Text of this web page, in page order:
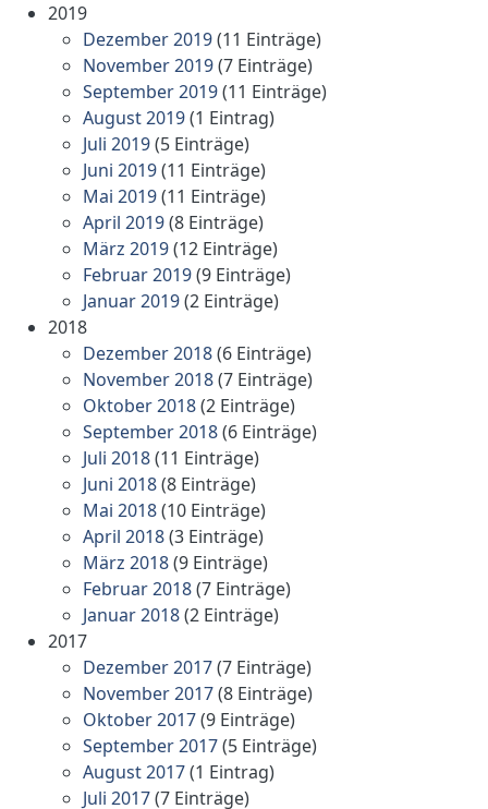
2019
Dezember 2019(11 Einträge)
November 2019(7 Einträge)
September 2019(11 Einträge)
August 2019(1 Eintrag)
Juli 2019(5 Einträge)
Juni 2019(11 Einträge)
Mai 2019(11 Einträge)
April 2019(8 Einträge)
März 2019(12 Einträge)
Februar 2019(9 Einträge)
Januar 2019(2 Einträge)
2018
Dezember 2018(6 Einträge)
November 2018(7 Einträge)
Oktober 2018(2 Einträge)
September 2018(6 Einträge)
Juli 2018(11 Einträge)
Juni 2018(8 Einträge)
Mai 2018(10 Einträge)
April 2018(3 Einträge)
März 2018(9 Einträge)
Februar 2018(7 Einträge)
Januar 2018(2 Einträge)
2017
Dezember 2017(7 Einträge)
November 2017(8 Einträge)
Oktober 2017(9 Einträge)
September 2017(5 Einträge)
August 2017(1 Eintrag)
Juli 2017(7 Einträge)